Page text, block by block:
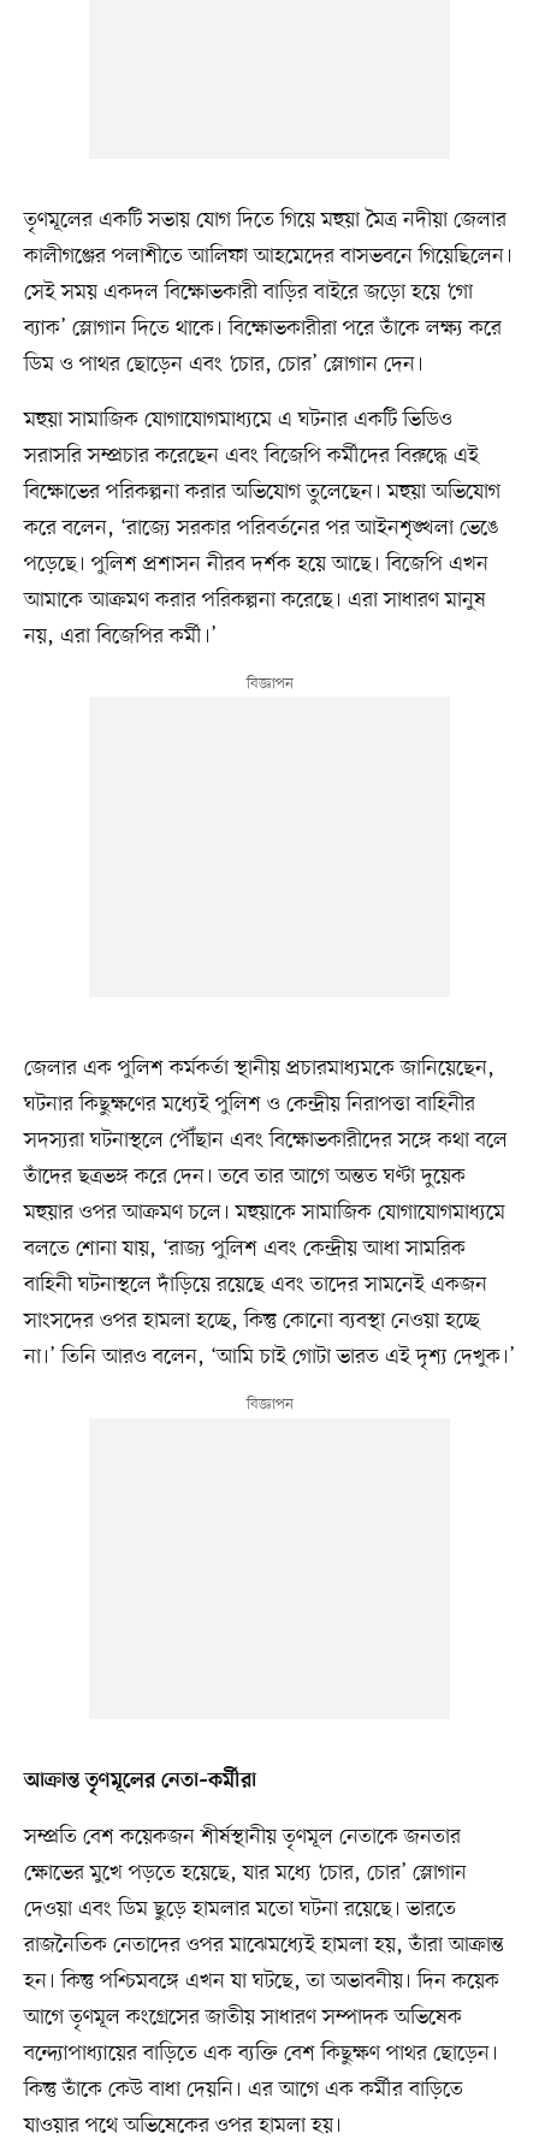
তৃণমূলের একটি সভায় যোগ দিতে গিয়ে মহুয়া মৈত্র নদীয়া জেলার
কালীগঞ্জের পলাশীতে আলিফা আহমেদের বাসভবনে গিয়েছিলেন।
সেই সময় একদল বিক্ষোভকারী বাড়ির বাইরে জড়ো হয়ে ‘গো
ব্যাক’ স্লোগান দিতে থাকে। বিক্ষোভকারীরা পরে তাঁকে লক্ষ্য করে
ডিম ও পাথর ছোড়েন এবং ‘চোর, চোর’ স্লোগান দেন।
মহুয়া সামাজিক যোগাযোগমাধ্যমে এ ঘটনার একটি ভিডিও
সরাসরি সম্প্রচার করেছেন এবং বিজেপি কর্মীদের বিরুদ্ধে এই
বিক্ষোভের পরিকল্পনা করার অভিযোগ তুলেছেন। মহুয়া অভিযোগ
করে বলেন, ‘রাজ্যে সরকার পরিবর্তনের পর আইনশৃঙ্খলা ভেঙে
পড়েছে। পুলিশ প্রশাসন নীরব দর্শক হয়ে আছে। বিজেপি এখন
আমাকে আক্রমণ করার পরিকল্পনা করেছে। এরা সাধারণ মানুষ
নয়, এরা বিজেপির কর্মী।’
জেলার এক পুলিশ কর্মকর্তা স্থানীয় প্রচারমাধ্যমকে জানিয়েছেন,
ঘটনার কিছুক্ষণের মধ্যেই পুলিশ ও কেন্দ্রীয় নিরাপত্তা বাহিনীর
সদস্যরা ঘটনাস্থলে পৌঁছান এবং বিক্ষোভকারীদের সঙ্গে কথা বলে
তাঁদের ছত্রভঙ্গ করে দেন। তবে তার আগে অন্তত ঘণ্টা দুয়েক
মহুয়ার ওপর আক্রমণ চলে। মহুয়াকে সামাজিক যোগাযোগমাধ্যমে
বলতে শোনা যায়, ‘রাজ্য পুলিশ এবং কেন্দ্রীয় আধা সামরিক
বাহিনী ঘটনাস্থলে দাঁড়িয়ে রয়েছে এবং তাদের সামনেই একজন
সাংসদের ওপর হামলা হচ্ছে, কিন্তু কোনো ব্যবস্থা নেওয়া হচ্ছে
না।’ তিনি আরও বলেন, ‘আমি চাই গোটা ভারত এই দৃশ্য দেখুক।’
আক্রান্ত তৃণমূলের নেতা–কর্মীরা
সম্প্রতি বেশ কয়েকজন শীর্ষস্থানীয় তৃণমূল নেতাকে জনতার
ক্ষোভের মুখে পড়তে হয়েছে, যার মধ্যে ‘চোর, চোর’ স্লোগান
দেওয়া এবং ডিম ছুড়ে হামলার মতো ঘটনা রয়েছে। ভারতে
রাজনৈতিক নেতাদের ওপর মাঝেমধ্যেই হামলা হয়, তাঁরা আক্রান্ত
হন। কিন্তু পশ্চিমবঙ্গে এখন যা ঘটছে, তা অভাবনীয়। দিন কয়েক
আগে তৃণমূল কংগ্রেসের জাতীয় সাধারণ সম্পাদক অভিষেক
বন্দ্যোপাধ্যায়ের বাড়িতে এক ব্যক্তি বেশ কিছুক্ষণ পাথর ছোড়েন।
কিন্তু তাঁকে কেউ বাধা দেয়নি। এর আগে এক কর্মীর বাড়িতে
যাওয়ার পথে অভিষেকের ওপর হামলা হয়।